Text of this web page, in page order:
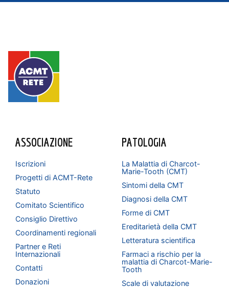
ASSOCIAZIONE
Iscrizioni
Progetti di ACMT-Rete
Statuto
Comitato Scientifico
Consiglio Direttivo
Coordinamenti regionali
Partner e Reti
Internazionali
Contatti
Donazioni
PATOLOGIA
La Malattia di Charcot-
Marie-Tooth (CMT)
Sintomi della CMT
Diagnosi della CMT
Forme di CMT
Ereditarietà della CMT
Letteratura scientifica
Farmaci a rischio per la
malattia di Charcot-Marie-
Tooth
Scale di valutazione